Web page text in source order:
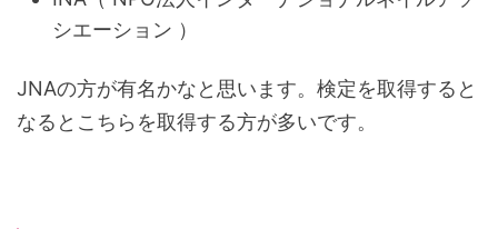
シエーション ）
JNAの方が有名かなと思います。検定を取得すると
なるとこちらを取得する方が多いです。